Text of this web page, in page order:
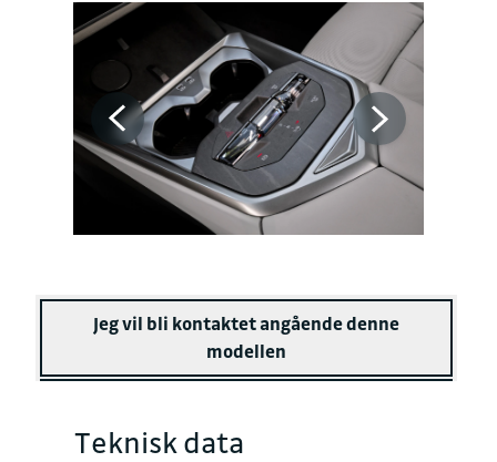
Jeg vil bli kontaktet angående denne
modellen
Teknisk data